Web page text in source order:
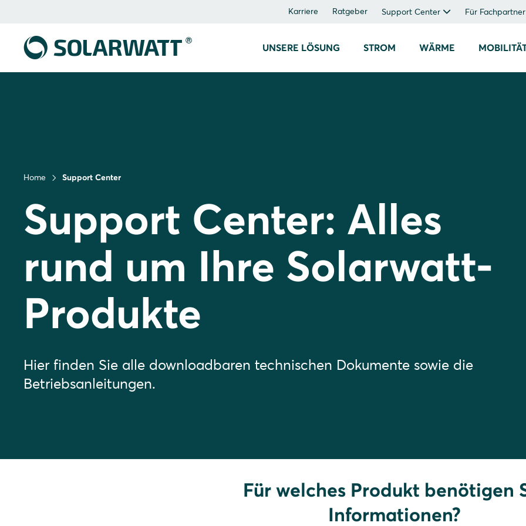
Karriere Ratgeber Support Center Für Fachpartner
UNSERE LÖSUNG STROM WÄRME
Home Support Center
Support Center: Alles
rund um Ihre Solarwatt-
Produkte
Hier finden Sie alle downloadbaren technischen Dokumente sowie die
Betriebsanleitungen.
Für welches Produkt benötigen
Informationen?